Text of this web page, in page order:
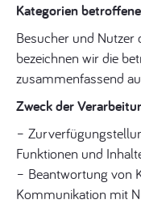
Kategorien
Besucher und Nutzer
bezeichnen wir die
zusammenfassend
Zweck der
–
Funktionen und
– Beantwortung von
Kommunikation mit